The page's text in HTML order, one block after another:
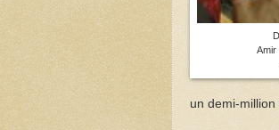
Amir
un demi-